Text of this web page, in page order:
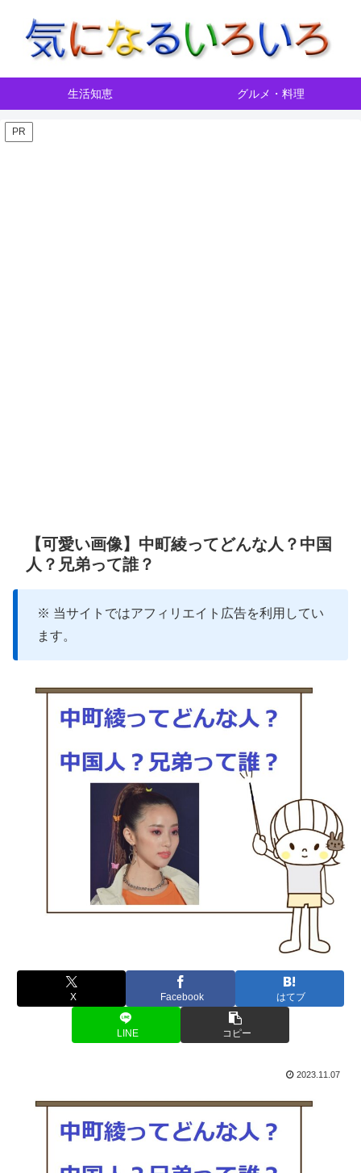
生活知恵 グルメ・料理
PR
【可愛い画像】中町綾ってどんな人？中国
人？兄弟って誰？
※ 当サイトではアフィリエイト広告を利用してい
ます。
X Facebook はてブ
LINE コピー
2023.11.07